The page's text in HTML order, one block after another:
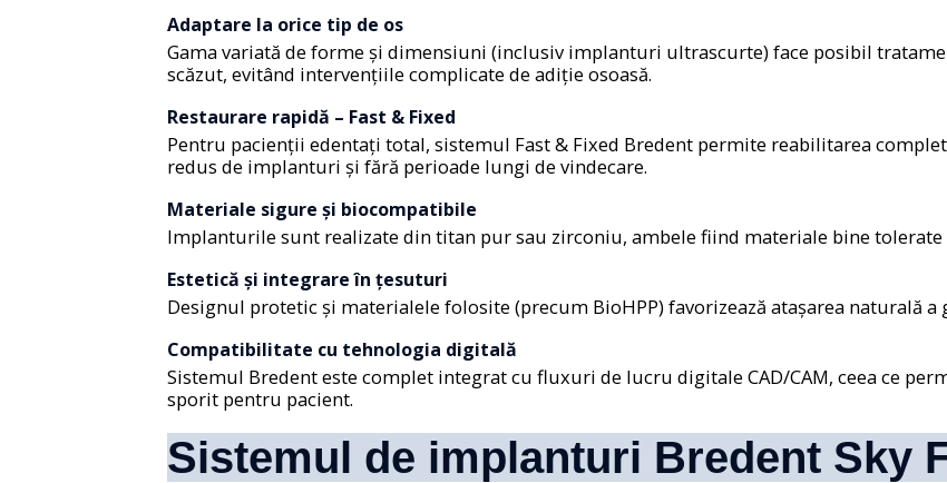
Adaptare la orice tip de os
Gama variată de forme și dimensiuni (inclusiv implanturi ultrascurte) face posibil
scăzut, evitând intervențiile complicate de adiție osoasă.
Restaurare rapidă – Fast & Fixed
Pentru pacienții edentați total, sistemul Fast & Fixed Bredent permite reabilitarea
redus de implanturi și fără perioade lungi de vindecare.
Materiale sigure și biocompatibile
Implanturile sunt realizate din titan pur sau zirconiu, ambele fiind materiale bine
Estetică și integrare în țesuturi
Designul protetic și materialele folosite (precum BioHPP) favorizează atașarea naturală
Compatibilitate cu tehnologia digitală
Sistemul Bredent este complet integrat cu fluxuri de lucru digitale CAD/CAM, ceea ce
sporit pentru pacient.
Sistemul de implanturi Bredent Sky